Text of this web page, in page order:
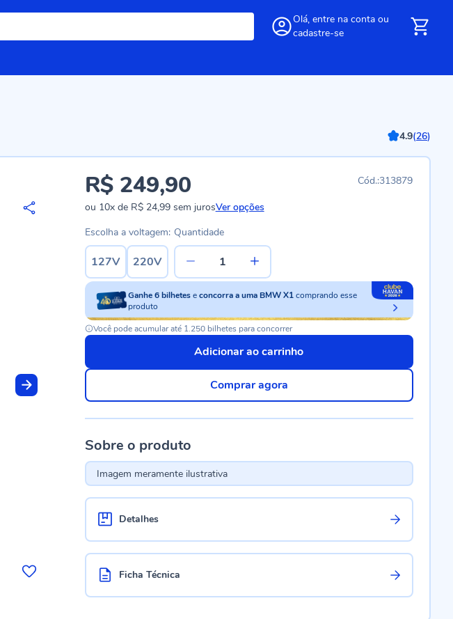
Olá, entre na conta ou
cadastre-se
4.9(26)
313879
R$ 249,90
ou 10xde R$ 24,99sem jurosVer opções
Escolha a voltagem:
127V 220V
Quantidade
Ganhe6 bilhetes econcorra a uma BMW X1comprando esse
produto
Você pode acumular até 1.250 bilhetes para concorrer
Adicionar ao carrinho
Comprar agora
Sobre o produto
Imagem meramente ilustrativa
Detalhes
Ficha Técnica